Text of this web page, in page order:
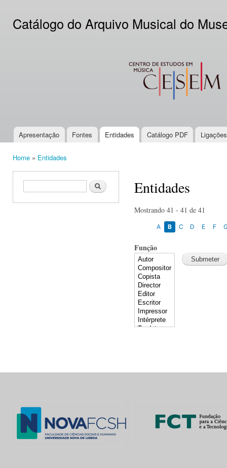
Catálogo do Arquivo Musical do
CESEM
Main menu
Apresentação Fontes Entidades Catálogo PDF
Home » Entidades
Search form Search Entidades
Mostrando 41 - 41 de 41
A B C D E F
Função